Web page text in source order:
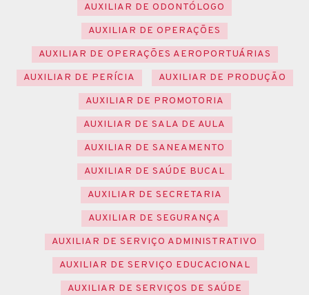
AUXILIAR DE ODONTÓLOGO
AUXILIAR DE OPERAÇÕES
AUXILIAR DE OPERAÇÕES AEROPORTUÁRIAS
AUXILIAR DE PERÍCIA
AUXILIAR DE PRODUÇÃO
AUXILIAR DE PROMOTORIA
AUXILIAR DE SALA DE AULA
AUXILIAR DE SANEAMENTO
AUXILIAR DE SAÚDE BUCAL
AUXILIAR DE SECRETARIA
AUXILIAR DE SEGURANÇA
AUXILIAR DE SERVIÇO ADMINISTRATIVO
AUXILIAR DE SERVIÇO EDUCACIONAL
AUXILIAR DE SERVIÇOS DE SAÚDE